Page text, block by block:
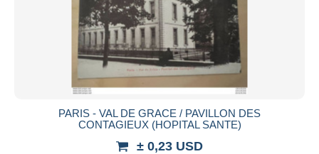
PARIS - VAL DE GRACE / PAVILLON DES
CONTAGIEUX (HOPITAL SANTE)
± 0,23 USD